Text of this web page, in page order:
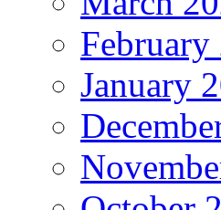
February
January